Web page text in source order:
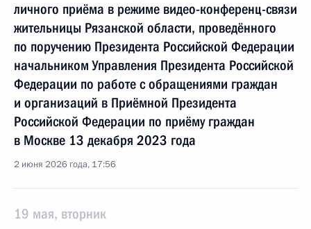
личного приёма в режиме видео-конференц-связи
жительницы Рязанской области, проведённого
по поручению Президента Российской Федерации
начальником Управления Президента Российской
Федерации по работе с обращениями граждан
и организаций в Приёмной Президента
Российской Федерации по приёму граждан
в Москве 13 декабря 2023 года
2 июня 2026 года, 17:56
19 мая, вторник